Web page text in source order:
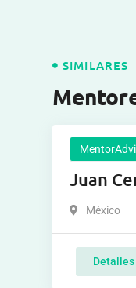
SIMILARES
Juan
México
Detalles